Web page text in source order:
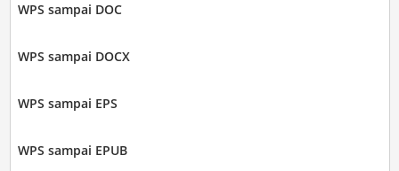
WPS sampai DOC
WPS sampai DOCX
WPS sampai EPS
WPS sampai EPUB